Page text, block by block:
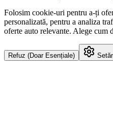
Folosim cookie-uri pentru a-ți
personalizată, pentru a analiza
oferte auto relevante. Alege cum
Refuz (Doar Esențiale)